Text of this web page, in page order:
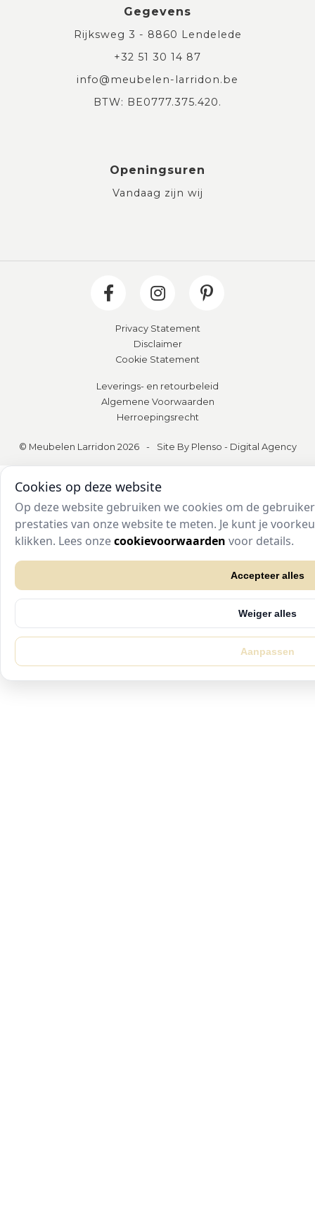
Gegevens
Rijksweg 3 - 8860 Lendelede
+32 51 30 14 87
info@meubelen-larridon.be
BTW: BE0777.375.420.
Openingsuren
Vandaag zijn wij
Privacy Statement
Disclaimer
Cookie Statement
Leverings- en retourbeleid
Algemene Voorwaarden
Herroepingsrecht
© Meubelen Larridon 2026 - Site By Plenso - Digital Agency
Cookies op deze website
Op deze website gebruiken we cookies om de
prestaties van onze website te meten. Je kunt je
klikken. Lees onzecookievoorwaarden voor details.
Accepteer alles
Weiger alles
Aanpassen